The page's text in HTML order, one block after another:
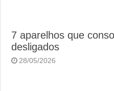
7 aparelhos que
desligados
28/05/2026